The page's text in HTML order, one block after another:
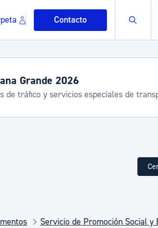
Contacto Buscar
residuos y medioambiente
Grande 2026
de tráfico y servicios especiales de
Servicio de Promoción Social y